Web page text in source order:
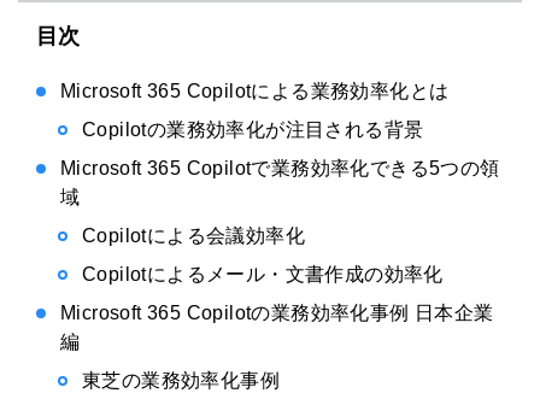
目次
Microsoft 365 Copilotによる業務効率化とは
Copilotの業務効率化が注目される背景
Microsoft 365 Copilotで業務効率化できる5つの領
域
Copilotによる会議効率化
Copilotによるメール・文書作成の効率化
Microsoft 365 Copilotの業務効率化事例 日本企業
編
東芝の業務効率化事例